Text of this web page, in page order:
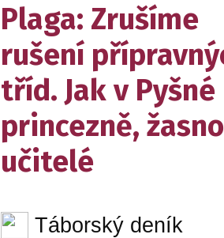
Plaga: Zrušíme
rušení
tříd. Jak v Pyšné
princezně,
učitelé
Táborský deník